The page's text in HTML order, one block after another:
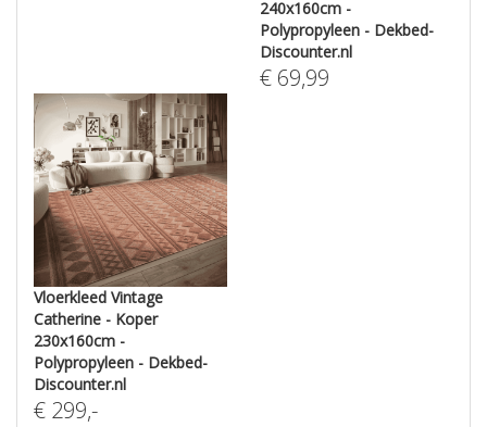
240x160cm -
Polypropyleen - Dekbed-
Discounter.nl
€ 69,99
Vloerkleed Vintage
Catherine - Koper
230x160cm -
Polypropyleen - Dekbed-
Discounter.nl
€ 299,-